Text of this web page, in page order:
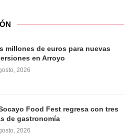
millones de euros para nuevas
en Arroyo
2026
Food Fest regresa con tres
de gastronomía
2026